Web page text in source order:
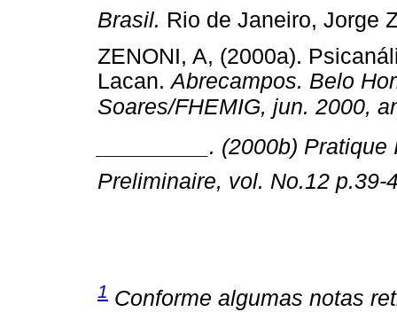
Brasil. Rio de Janeiro, Jorge
ZENONI, A, (2000a).
Lacan.Abrecampos. Belo
Soares/FHEMIG, jun. 2000,
_________. (2000b)
Preliminaire, vol. No.12 p.39-
1 Conforme algumas notas